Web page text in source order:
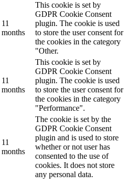
11
months
This cookie is set by
GDPR Cookie Consent
plugin. The cookie is used
to store the user consent for
the cookies in the category
"Other.
11
months
This cookie is set by
GDPR Cookie Consent
plugin. The cookie is used
to store the user consent for
the cookies in the category
"Performance".
11
months
The cookie is set by the
GDPR Cookie Consent
plugin and is used to store
whether or not user has
consented to the use of
cookies. It does not store
any personal data.